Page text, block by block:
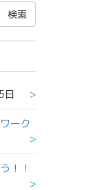
日
ーク
！！